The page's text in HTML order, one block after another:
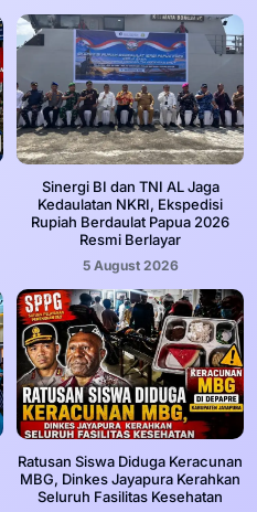
Sinergi BI dan TNI AL Jaga
Kedaulatan NKRI, Ekspedisi
Rupiah Berdaulat Papua 2026
Resmi Berlayar
5 August 2026
Ratusan Siswa Diduga Keracunan
MBG, Dinkes Jayapura Kerahkan
Seluruh Fasilitas Kesehatan